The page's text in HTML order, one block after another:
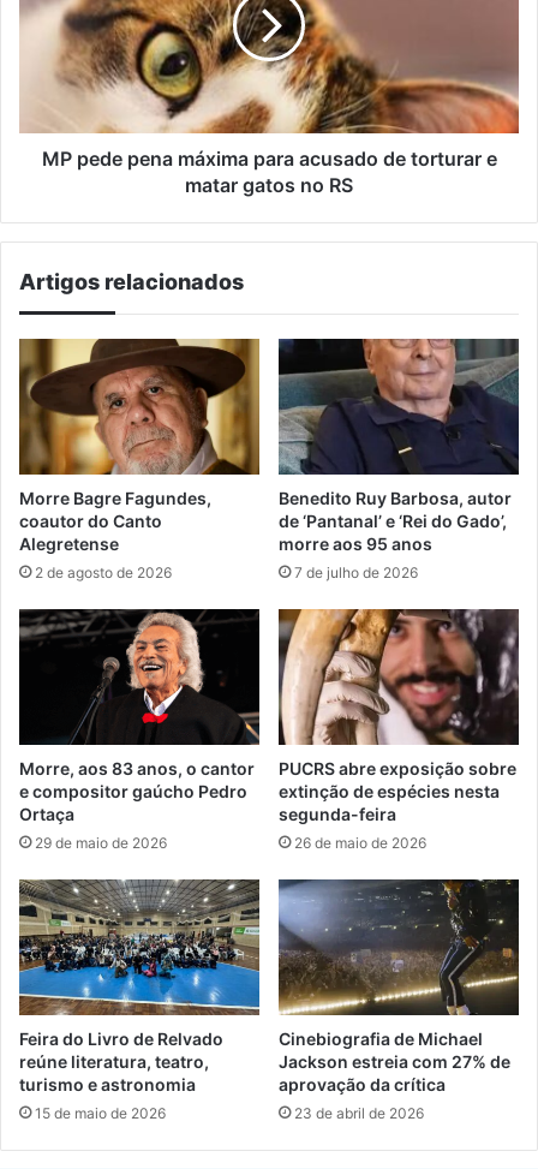
máxima
acusado
e
matarMP pede pena máxima para acusado de torturar e
matar gatos no RS
Artigos relacionados
Morre Bagre Fagundes,
coautor do Canto
Alegretense
2 de agosto de 2026
Benedito Ruy Barbosa, autor
de ‘Pantanal’ e ‘Rei do Gado’,
morre aos 95 anos
7 de julho de 2026
Morre, aos 83 anos, o cantor
e compositor gaúcho Pedro
Ortaça
29 de maio de 2026
PUCRS abre exposição sobre
extinção de espécies nesta
segunda-feira
26 de maio de 2026
Feira do Livro de Relvado
reúne literatura, teatro,
turismo e astronomia
15 de maio de 2026
Cinebiografia de Michael
Jackson estreia com 27% de
aprovação da crítica
23 de abril de 2026